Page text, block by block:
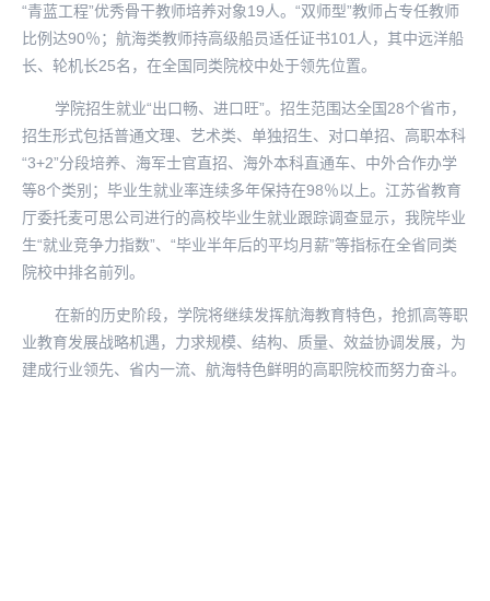
“青蓝工程”优秀骨干教师培养对象19人。“双师型”教师占专任教师
比例达90％；航海类教师持高级船员适任证书101人，其中远洋船
长、轮机长25名，在全国同类院校中处于领先位置。
学院招生就业“出口畅、进口旺”。招生范围达全国28个省市，
招生形式包括普通文理、艺术类、单独招生、对口单招、高职本科
“3+2”分段培养、海军士官直招、海外本科直通车、中外合作办学
等8个类别；毕业生就业率连续多年保持在98％以上。江苏省教育
厅委托麦可思公司进行的高校毕业生就业跟踪调查显示，我院毕业
生“就业竞争力指数”、“毕业半年后的平均月薪”等指标在全省同类
院校中排名前列。
在新的历史阶段，学院将继续发挥航海教育特色，抢抓高等职
业教育发展战略机遇，力求规模、结构、质量、效益协调发展，为
建成行业领先、省内一流、航海特色鲜明的高职院校而努力奋斗。